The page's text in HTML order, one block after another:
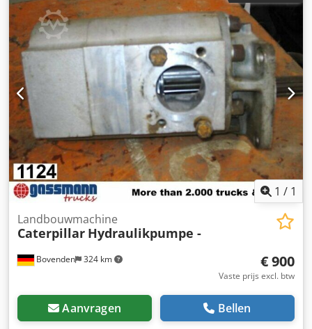
tussentijdse verkoop en fouten voorbehouden! Cedoi
Rpcbjpfx Ai Sjrf
1 / 1
Bovenden 324 km
Landbouwmachine
Caterpillar Hydraulikpumpe -
€ 900
Vaste prijs excl. btw
Aanvragen Bellen